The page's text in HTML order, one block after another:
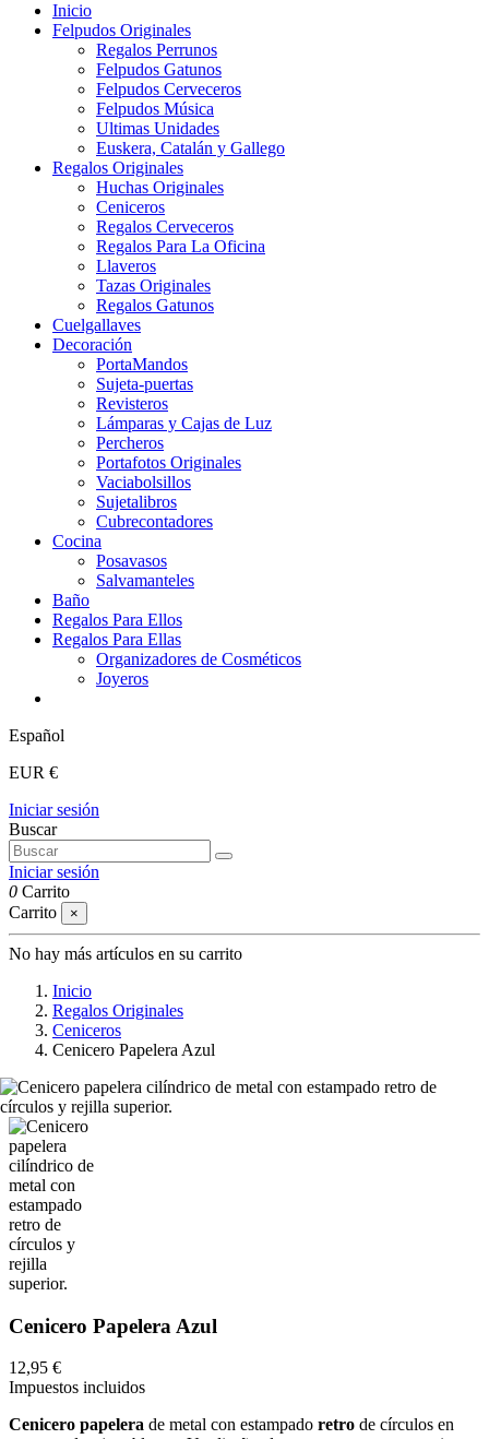
Inicio
Felpudos Originales
Regalos Perrunos
Felpudos Gatunos
Felpudos Cerveceros
Felpudos Música
Ultimas Unidades
Euskera, Catalán y Gallego
Regalos Originales
Huchas Originales
Ceniceros
Regalos Cerveceros
Regalos Para La Oficina
Llaveros
Tazas Originales
Regalos Gatunos
Cuelgallaves
Decoración
PortaMandos
Sujeta-puertas
Revisteros
Lámparas y Cajas de Luz
Percheros
Portafotos Originales
Vaciabolsillos
Sujetalibros
Cubrecontadores
Cocina
Posavasos
Salvamanteles
Baño
Regalos Para Ellos
Regalos Para Ellas
Organizadores de Cosméticos
Joyeros
Español
EUR €
Iniciar sesión
Buscar
Iniciar sesión
0 Carrito
Carrito
×
No hay más artículos en su carrito
Inicio
Regalos Originales
Ceniceros
Cenicero Papelera Azul
Cenicero Papelera Azul
12,95 €
Impuestos incluidos
Cenicero papelera de metal con estampado retro de círculos en